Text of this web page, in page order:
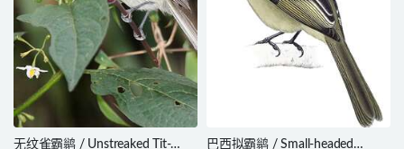
无纹雀霸鹟 / Unstreaked Tit-
巴西拟霸鹟 / Small-headed